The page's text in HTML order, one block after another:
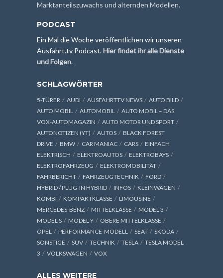
Marktanteilszuwachs und alternden Modellen.
PODCAST
Ein Mal die Woche veröffentlichen wir unseren
Ausfahrt.tv Podcast.Hier findet ihr alle Dienste
und Folgen.
SCHLAGWÖRTER
5-TÜRER AUDI AUSFAHRTTV NEWS
AUTO BILD
AUTO MOBIL
AUTOMOBIL
AUTO MOBIL – DAS
VOX-AUTOMAGAZIN
AUTO MOTOR UND SPORT
AUTONOTIZEN (YT)
AUTOS
BLACK FOREST
DRIVE
BMW CAR MANIAC CARS
EINFACH
ELEKTRISCH
ELEKTROAUTOS
ELEKTROBAYS
ELEKTROFAHRZEUG
ELEKTROMOBILITÄT
FAHRBERICHT
FAHRZEUGTECHNIK
FORD
HYBRID / PLUG-IN HYBRID
INFOS
KLEINWAGEN
KOMBI
KOMPAKTKLASSE
LIMOUSINE
MERCEDES-BENZ
MITTELKLASSE
MODEL 3
MODEL S
MODEL Y
OBERE MITTELKLASSE
OPEL
PERFORMANCE-MODELL SEAT
SKODA
SONSTIGE
SUV TECHNIK TESLA
TESLA MODEL
3
VOLKSWAGEN VOX
ALLES WEITERE